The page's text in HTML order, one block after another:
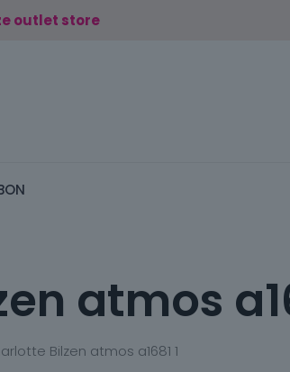
outlet store
atmos
Bilzen atmos a1681 1